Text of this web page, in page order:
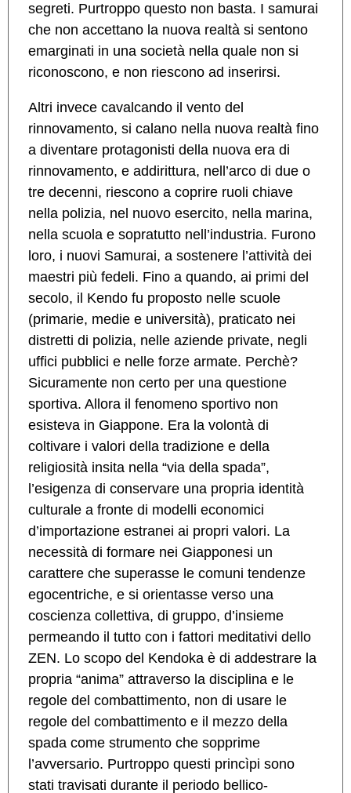
segreti. Purtroppo questo non basta. I samurai
che non accettano la nuova realtà si sentono
emarginati in una società nella quale non si
riconoscono, e non riescono ad inserirsi.
Altri invece cavalcando il vento del
rinnovamento, si calano nella nuova realtà fino
a diventare protagonisti della nuova era di
rinnovamento, e addirittura, nell’arco di due o
tre decenni, riescono a coprire ruoli chiave
nella polizia, nel nuovo esercito, nella marina,
nella scuola e sopratutto nell’industria. Furono
loro, i nuovi Samurai, a sostenere l’attività dei
maestri più fedeli. Fino a quando, ai primi del
secolo, il Kendo fu proposto nelle scuole
(primarie, medie e università), praticato nei
distretti di polizia, nelle aziende private, negli
uffici pubblici e nelle forze armate. Perchè?
Sicuramente non certo per una questione
sportiva. Allora il fenomeno sportivo non
esisteva in Giappone. Era la volontà di
coltivare i valori della tradizione e della
religiosità insita nella “via della spada”,
l’esigenza di conservare una propria identità
culturale a fronte di modelli economici
d’importazione estranei ai propri valori. La
necessità di formare nei Giapponesi un
carattere che superasse le comuni tendenze
egocentriche, e si orientasse verso una
coscienza collettiva, di gruppo, d’insieme
permeando il tutto con i fattori meditativi dello
ZEN. Lo scopo del Kendoka è di addestrare la
propria “anima” attraverso la disciplina e le
regole del combattimento, non di usare le
regole del combattimento e il mezzo della
spada come strumento che sopprime
l’avversario. Purtroppo questi princìpi sono
stati travisati durante il periodo bellico-